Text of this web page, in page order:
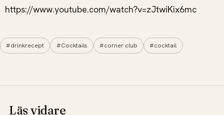
https://www.youtube.com/watch?v=zJtwiKix6mc
#drinkrecept #Cocktails #corner club #cocktail
Läs vidare